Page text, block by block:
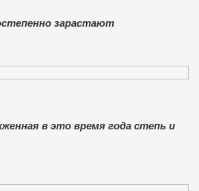
зарастают
в это время года степь и